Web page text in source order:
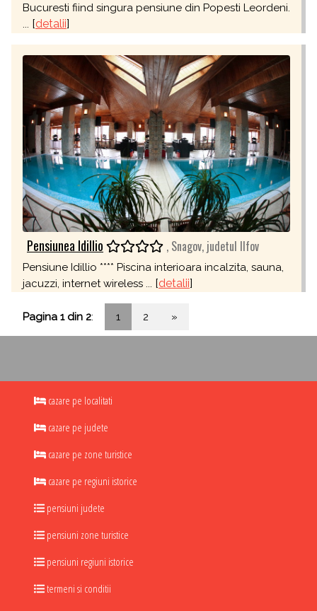
Bucuresti fiind singura pensiune din Popesti Leordeni.
... [detalii]
Pensiunea Idillio , Snagov, judetul Ilfov
Pensiune Idillio **** Piscina interioara incalzita, sauna,
jacuzzi, internet wireless ... [detalii]
Pagina 1 din 2: 1 2 »
cazare pe localitati
cazare pe judete
cazare pe zone turistice
cazare pe regiuni istorice
pensiuni judete
pensiuni zone turistice
pensiuni regiuni istorice
termeni si conditii